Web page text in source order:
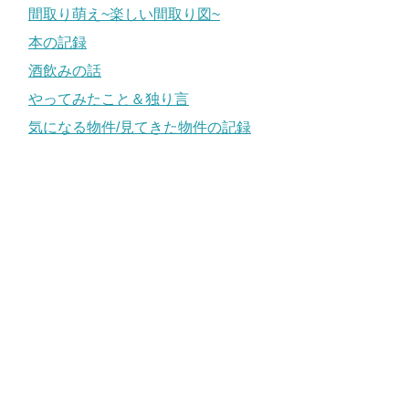
間取り萌え~楽しい間取り図~
本の記録
酒飲みの話
やってみたこと＆独り言
気になる物件/見てきた物件の記録